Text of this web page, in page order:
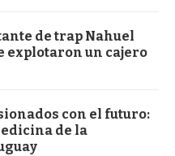
de trap Nahuel
explotaron un cajero
con el futuro:
de la